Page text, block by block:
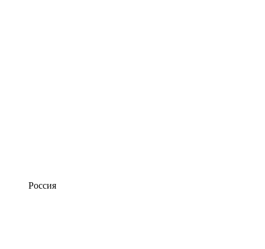
Россия